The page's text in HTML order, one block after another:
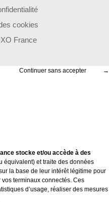
cookies
France
Continuer sans accepter →
stocke et/ou accède à des
équivalent) et traite des données
la base de leur intérêt légitime pour
vos terminaux connectés. Ces
d’usage, réaliser des mesures